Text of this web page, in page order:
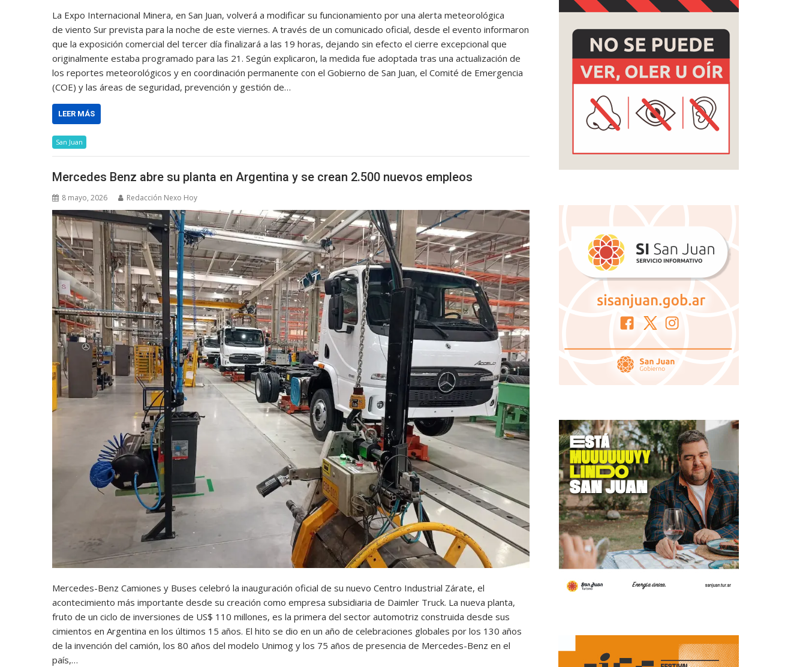
La Expo Internacional Minera, en San Juan, volverá a modificar su funcionamiento por una alerta meteorológica
de viento Sur prevista para la noche de este viernes. A través de un comunicado oficial, desde el evento informaron
que la exposición comercial del tercer día finalizará a las 19 horas, dejando sin efecto el cierre excepcional que
originalmente estaba programado para las 21. Según explicaron, la medida fue adoptada tras una actualización de
los reportes meteorológicos y en coordinación permanente con el Gobierno de San Juan, el Comité de Emergencia
(COE) y las áreas de seguridad, prevención y gestión de…
LEER MÁS
San Juan
Mercedes Benz abre su planta en Argentina y se crean 2.500 nuevos empleos
8 mayo, 2026 Redacción Nexo Hoy
Mercedes-Benz Camiones y Buses celebró la inauguración oficial de su nuevo Centro Industrial Zárate, el
acontecimiento más importante desde su creación como empresa subsidiaria de Daimler Truck. La nueva planta,
fruto de un ciclo de inversiones de US$ 110 millones, es la primera del sector automotriz construida desde sus
cimientos en Argentina en los últimos 15 años. El hito se dio en un año de celebraciones globales por los 130 años
de la invención del camión, los 80 años del modelo Unimog y los 75 años de presencia de Mercedes-Benz en el
país,…